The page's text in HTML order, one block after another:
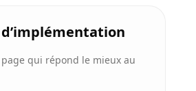
page qui répond le mieux au